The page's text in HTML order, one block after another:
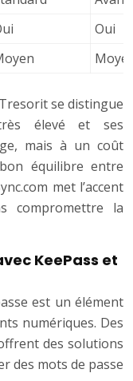
Oui
se distingue
élevé et ses
mais à un coût
équilibre entre
met l’accent
compromettre la
KeePass et
est un élément
numériques. Des
des solutions
des mots de passe